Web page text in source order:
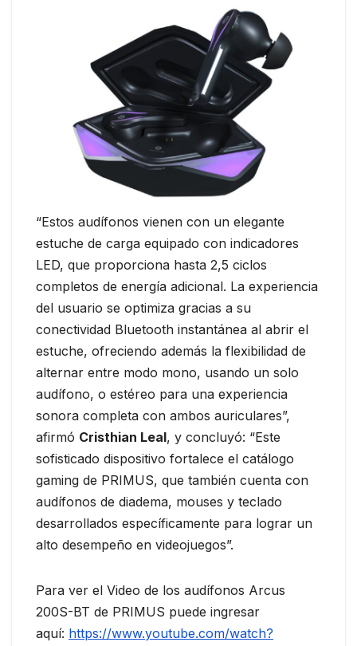
“Estos audífonos vienen con un elegante
estuche de carga equipado con indicadores
LED, que proporciona hasta 2,5 ciclos
completos de energía adicional. La experiencia
del usuario se optimiza gracias a su
conectividad Bluetooth instantánea al abrir el
estuche, ofreciendo además la flexibilidad de
alternar entre modo mono, usando un solo
audífono, o estéreo para una experiencia
sonora completa con ambos auriculares”,
afirmó Cristhian Leal, y concluyó: “Este
sofisticado dispositivo fortalece el catálogo
gaming de PRIMUS, que también cuenta con
audífonos de diadema, mouses y teclado
desarrollados específicamente para lograr un
alto desempeño en videojuegos”.
Para ver el Video de los audífonos Arcus
200S-BT de PRIMUS puede ingresar
aquí: https://www.youtube.com/watch?